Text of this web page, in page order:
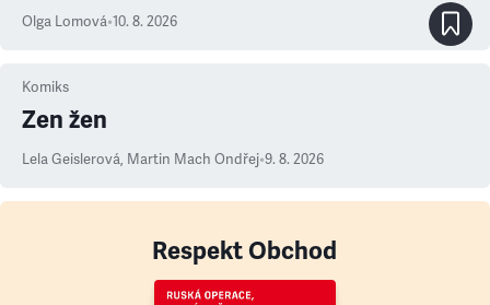
Olga Lomová•10. 8. 2026
Komiks
Zen žen
Lela Geislerová, Martin Mach Ondřej•9. 8. 2026
Respekt Obchod